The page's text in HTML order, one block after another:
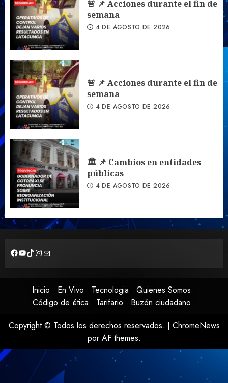
🚨 📌 Acciones durante el fin de
semana
4 DE AGOSTO DE 2026
🚨 📌 Acciones durante el fin de
semana
4 DE AGOSTO DE 2026
🏛️ 📌 Cambios en entidades
públicas
4 DE AGOSTO DE 2026
https://www.facebook.com/CuriquingueTVOficial2020/live_videos?locale=es_LA
YouTube
TikTok
Instagram
Correo electrónico
Inicio En Vivo Tecnologia
Quienes Somos
Código de ética
Tarifario
Buzón ciudadano
Copyright © Todos los derechos reservados. | ChromeNews
por AF themes.